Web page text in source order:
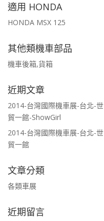
適用 HONDA
HONDA MSX 125
其他類機車部品
機車後箱,貨箱
近期文章
2014-台灣國際機車展-台北-世
貿一館-ShowGirl
2014-台灣國際機車展-台北-世
貿一館
文章分類
各類車展
近期留言